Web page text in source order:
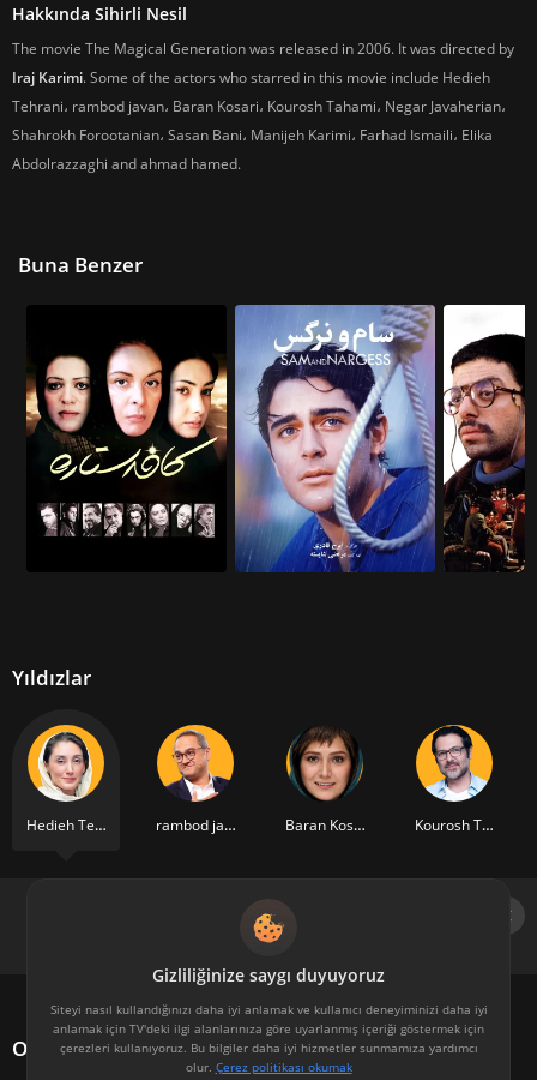
Hakkında Sihirli Nesil
The movie The Magical Generation was released in 2006. It was directed by
Iraj Karimi. Some of the actors who starred in this movie include Hedieh
Tehrani، rambod javan، Baran Kosari، Kourosh Tahami، Negar Javaherian،
Shahrokh Forootanian، Sasan Bani، Manijeh Karimi، Farhad Ismaili، Elika
Abdolrazzaghi and ahmad hamed.
Buna Benzer
Yıldızlar
Hedieh Tehrani rambod javan Baran Kosari Kourosh Tahami
Oyuncu kadrosu
Gizliliğinize saygı duyuyoruz
Siteyi nasıl kullandığınızı daha iyi anlamak ve kullanıcı deneyiminizi daha iyi
anlamak için TV'deki ilgi alanlarınıza göre uyarlanmış içeriği göstermek için
çerezleri kullanıyoruz. Bu bilgiler daha iyi hizmetler sunmamıza yardımcı
olur. Çerez politikası okumak